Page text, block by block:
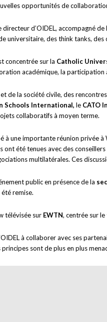
opportunités de
d’OIDEL, accompagné
universitaire, des think tanks,
concentrée sur la Catholic
académique, la participation
de la société civile, des
Schools International, le CATO
collaboratifs à moyen terme.
à une importante réunion privée
ont été tenues avec des
multilatérales. Ces
public en présence de la
remise.
télévisée sur EWTN, centrée sur
à collaborer avec ses
sont de plus en plus